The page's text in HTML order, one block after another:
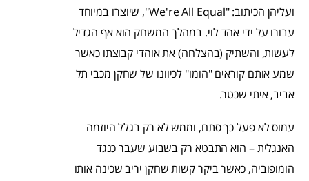
ועליהן הכיתוב: "We're All Equal", שיוצרו במיוחד
עבורו על ידי אהד לוי. במהלך המשחק הוא אף הגדיל
לעשות, והשתיק (בהצלחה) את אוהדי קבוצתו כאשר
שמע אותם קוראים "הומו" לכיוונו של שחקן מכבי תל
אביב, איתי שכטר.
עמוס לא פעל כך סתם, וממש לא רק בגלל היוזמה
האנגלית – הוא התבטא רק בשבוע שעבר כנגד
הומופוביה, כאשר ביקר קשות שחקן יריב שכינה אותו